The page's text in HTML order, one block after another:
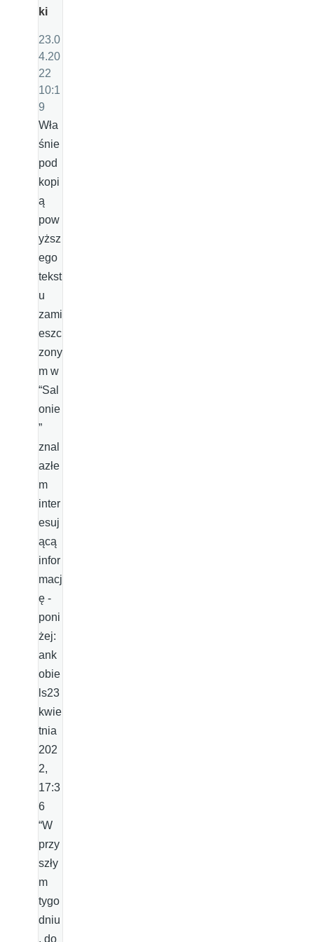
ki
23.0
4.20
22
10:1
9
Wła
śnie
pod
kopi
ą
pow
yższ
ego
tekst
u
zami
eszc
zony
m w
“Sal
onie
”
znal
azłe
m
inter
esuj
ącą
infor
macj
ę -
poni
żej:
ank
obie
ls23
kwie
tnia
202
2,
17:3
6
“W
przy
szły
m
tygo
dniu
, do